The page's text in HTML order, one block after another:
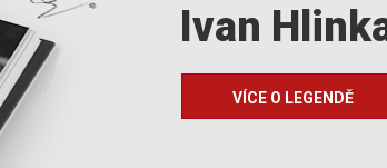
Ivan
VÍCE O LEGENDĚ